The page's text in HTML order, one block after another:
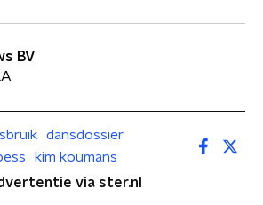
BV
dansdossier
kim koumans
via ster.nl